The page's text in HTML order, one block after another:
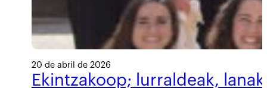
20 de abril de 2026
Ekintzakoop; lurraldeak,